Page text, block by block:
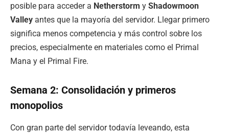
posible para acceder a Netherstorm y Shadowmoon
Valley antes que la mayoría del servidor. Llegar primero
significa menos competencia y más control sobre los
precios, especialmente en materiales como el Primal
Mana y el Primal Fire.
Semana 2: Consolidación y primeros
monopolios
Con gran parte del servidor todavía leveando, esta